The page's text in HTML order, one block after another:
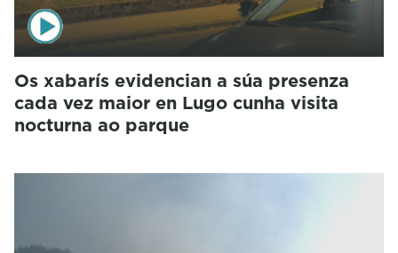
Os xabarís evidencian a súa presenza
cada vez maior en Lugo cunha visita
nocturna ao parque